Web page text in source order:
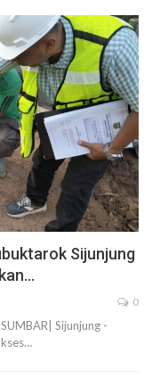
Sijunjung
0
Sijunjung -